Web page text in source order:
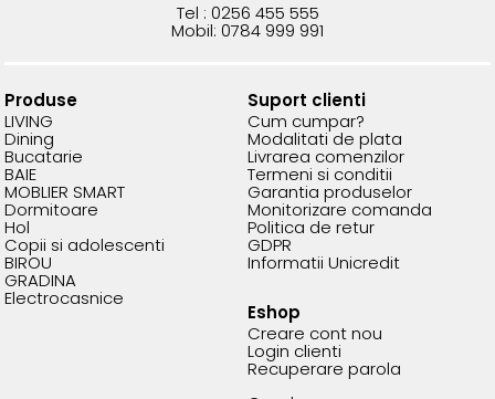
Tel : 0256 455 555
Mobil: 0784 999 991
Produse
LIVING
Dining
Bucatarie
BAIE
MOBLIER SMART
Dormitoare
Hol
Copii si adolescenti
BIROU
GRADINA
Electrocasnice
Suport clienti
Cum cumpar?
Modalitati de plata
Livrarea comenzilor
Termeni si conditii
Garantia produselor
Monitorizare comanda
Politica de retur
GDPR
Informatii Unicredit
Eshop
Creare cont nou
Login clienti
Recuperare parola